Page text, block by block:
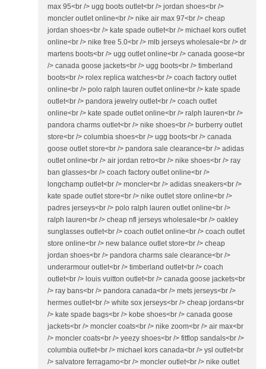
max 95<br /> ugg boots outlet<br /> jordan shoes<br />
moncler outlet online<br /> nike air max 97<br /> cheap
jordan shoes<br /> kate spade outlet<br /> michael kors outlet
online<br /> nike free 5.0<br /> mlb jerseys wholesale<br /> dr
martens boots<br /> ugg outlet online<br /> canada goose<br
/> canada goose jackets<br /> ugg boots<br /> timberland
boots<br /> rolex replica watches<br /> coach factory outlet
online<br /> polo ralph lauren outlet online<br /> kate spade
outlet<br /> pandora jewelry outlet<br /> coach outlet
online<br /> kate spade outlet online<br /> ralph lauren<br />
pandora charms outlet<br /> nike shoes<br /> burberry outlet
store<br /> columbia shoes<br /> ugg boots<br /> canada
goose outlet store<br /> pandora sale clearance<br /> adidas
outlet online<br /> air jordan retro<br /> nike shoes<br /> ray
ban glasses<br /> coach factory outlet online<br />
longchamp outlet<br /> moncler<br /> adidas sneakers<br />
kate spade outlet store<br /> nike outlet store online<br />
padres jerseys<br /> polo ralph lauren outlet online<br />
ralph lauren<br /> cheap nfl jerseys wholesale<br /> oakley
sunglasses outlet<br /> coach outlet online<br /> coach outlet
store online<br /> new balance outlet store<br /> cheap
jordan shoes<br /> pandora charms sale clearance<br />
underarmour outlet<br /> timberland outlet<br /> coach
outlet<br /> louis vuitton outlet<br /> canada goose jackets<br
/> ray bans<br /> pandora canada<br /> mets jerseys<br />
hermes outlet<br /> white sox jerseys<br /> cheap jordans<br
/> kate spade bags<br /> kobe shoes<br /> canada goose
jackets<br /> moncler coats<br /> nike zoom<br /> air max<br
/> moncler coats<br /> yeezy shoes<br /> fitflop sandals<br />
columbia outlet<br /> michael kors canada<br /> ysl outlet<br
/> salvatore ferragamo<br /> moncler outlet<br /> nike outlet